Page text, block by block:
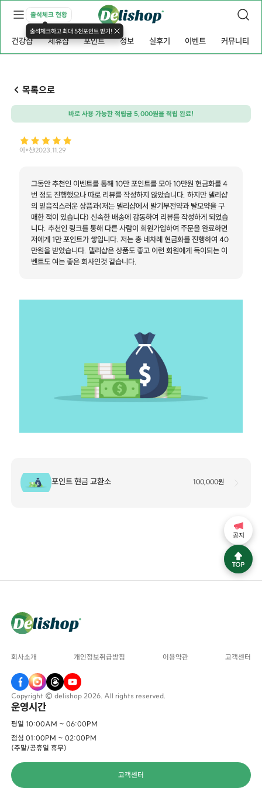
출석체크 현황
출석체크하고 최대 5천포인트 받기!
건강샵 제휴샵 포인트 정보 실후기 이벤트 커뮤니티
목록으로
바로 사용 가능한 적립금 5,000원을 적립 완료!
이*찬2023.11.29
그동안 추천인 이벤트를 통해 10만 포인트를 모아 10만원 현금화를 4
번 정도 진행했으나 따로 리뷰를 작성하지 않았습니다. 하지만 델리샵
의 믿음직스러운 상픔과(저는 델리샵에서 발기부전약과 탈모약을 구
매한 적이 있습니다) 신속한 배송에 감동하여 리뷰를 작성하게 되었습
니다. 추천인 링크를 통해 다른 사람이 회원가입하여 주문을 완료하면
저에게 1만 포인트가 쌓입니다. 저는 총 네차례 현금화를 진행하여 40
만원을 받았습니다. 델리샵은 상품도 좋고 이런 회원에게 득이되는 이
벤트도 여는 좋은 회사인것 같습니다.
포인트 현금 교환소 100,000원
회사소개 개인정보취급방침 이용약관 고객센터
Copyright © delishop 2026. All rights reserved.
운영시간
평일 10:00AM ~ 06:00PM
점심 01:00PM ~ 02:00PM
(주말/공휴일 휴무)
고객센터
공지